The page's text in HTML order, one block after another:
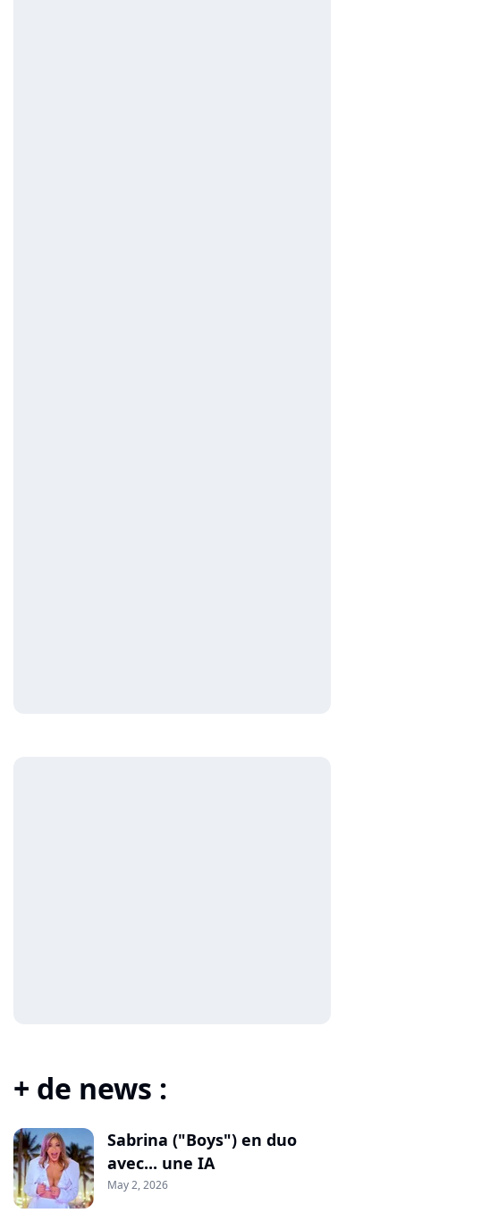
+ de news :
Sabrina ("Boys") en duo
avec... une IA
May 2, 2026